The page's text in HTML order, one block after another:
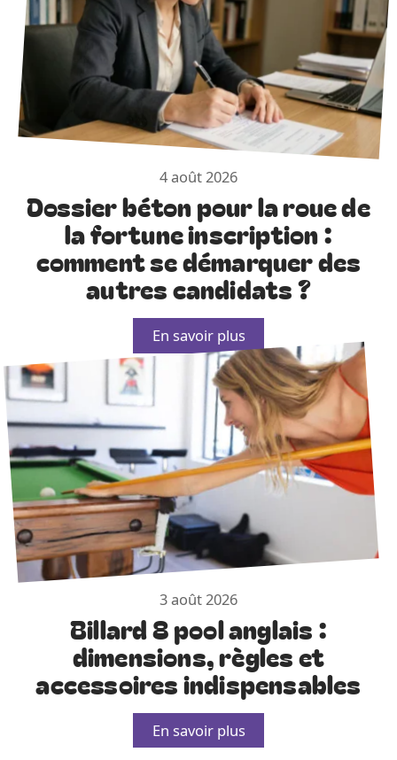
4 août 2026
Dossier béton pour la roue de
la fortune inscription :
comment se démarquer des
autres candidats ?
En savoir plus
3 août 2026
Billard 8 pool anglais :
dimensions, règles et
accessoires indispensables
En savoir plus